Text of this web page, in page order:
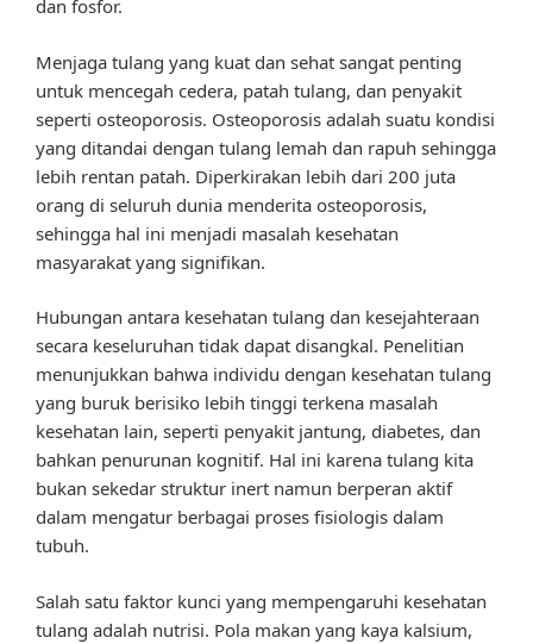
dan fosfor.
Menjaga tulang yang kuat dan sehat sangat penting
untuk mencegah cedera, patah tulang, dan penyakit
seperti osteoporosis. Osteoporosis adalah suatu kondisi
yang ditandai dengan tulang lemah dan rapuh sehingga
lebih rentan patah. Diperkirakan lebih dari 200 juta
orang di seluruh dunia menderita osteoporosis,
sehingga hal ini menjadi masalah kesehatan
masyarakat yang signifikan.
Hubungan antara kesehatan tulang dan kesejahteraan
secara keseluruhan tidak dapat disangkal. Penelitian
menunjukkan bahwa individu dengan kesehatan tulang
yang buruk berisiko lebih tinggi terkena masalah
kesehatan lain, seperti penyakit jantung, diabetes, dan
bahkan penurunan kognitif. Hal ini karena tulang kita
bukan sekedar struktur inert namun berperan aktif
dalam mengatur berbagai proses fisiologis dalam
tubuh.
Salah satu faktor kunci yang mempengaruhi kesehatan
tulang adalah nutrisi. Pola makan yang kaya kalsium,